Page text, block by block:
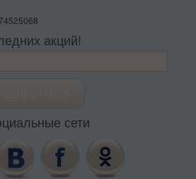
акций!
сети